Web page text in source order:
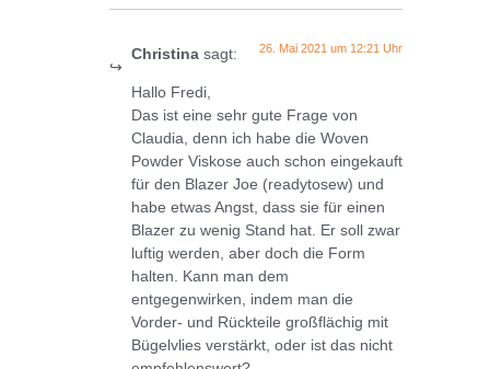
Christina sagt: 26. Mai 2021 um 12:21 Uhr
Hallo Fredi,
Das ist eine sehr gute Frage von
Claudia, denn ich habe die Woven
Powder Viskose auch schon eingekauft
für den Blazer Joe (readytosew) und
habe etwas Angst, dass sie für einen
Blazer zu wenig Stand hat. Er soll zwar
luftig werden, aber doch die Form
halten. Kann man dem
entgegenwirken, indem man die
Vorder- und Rückteile großflächig mit
Bügelvlies verstärkt, oder ist das nicht